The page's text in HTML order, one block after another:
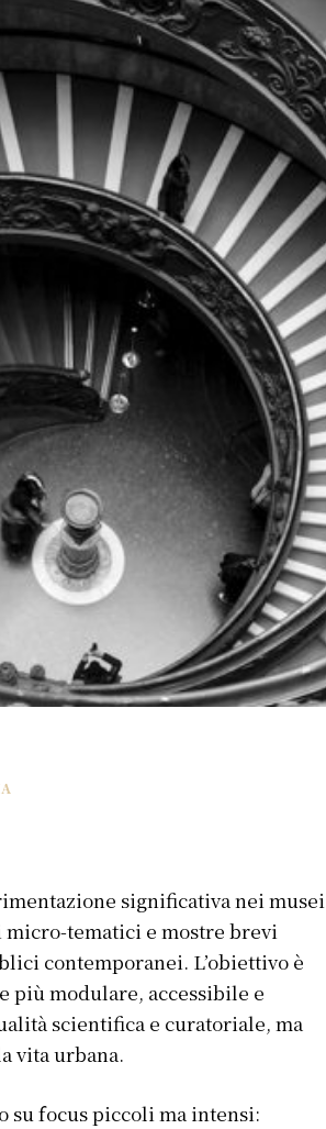
significativa nei musei
tematici e mostre brevi
contemporanei. L’obiettivo è
modulare, accessibile e
scientifica e curatoriale, ma
vita urbana.
su focus piccoli ma intensi: